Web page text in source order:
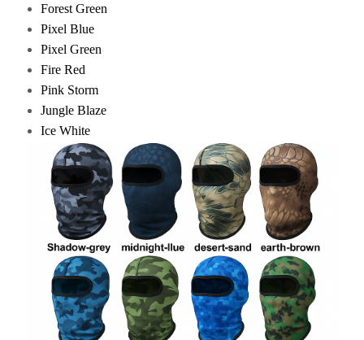
Forest Green
Pixel Blue
Pixel Green
Fire Red
Pink Storm
Jungle Blaze
Ice White